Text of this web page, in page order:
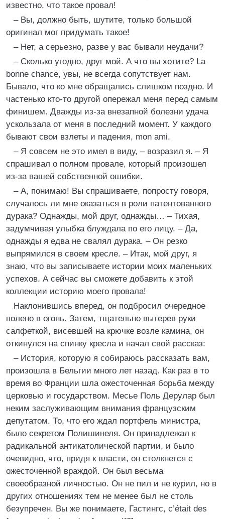
известно, что такое провал!
– Вы, должно быть, шутите, только большой
оригинал мог придумать такое!
– Нет, а серьезно, разве у вас бывали неудачи?
– Сколько угодно, друг мой. А что вы хотите? La
bonne chance, увы, не всегда сопутствует нам.
Бывало, что ко мне обращались слишком поздно. И
частенько кто-то другой опережал меня перед самым
финишем. Дважды из-за внезапной болезни удача
ускользала от меня в последний момент. У каждого
бывают свои взлеты и падения, mon ami.
– Я совсем не это имел в виду, – возразил я. – Я
спрашивал о полном провале, который произошел
из-за вашей собственной ошибки.
– А, понимаю! Вы спрашиваете, попросту говоря,
случалось ли мне оказаться в роли патентованного
дурака? Однажды, мой друг, однажды… – Тихая,
задумчивая улыбка блуждала по его лицу. – Да,
однажды я едва не свалял дурака. – Он резко
выпрямился в своем кресле. – Итак, мой друг, я
знаю, что вы записываете истории моих маленьких
успехов. А сейчас вы сможете добавить к этой
коллекции историю моего провала!
Наклонившись вперед, он подбросил очередное
полено в огонь. Затем, тщательно вытерев руки
салфеткой, висевшей на крючке возле камина, он
откинулся на спинку кресла и начал свой рассказ:
– История, которую я собираюсь рассказать вам,
произошла в Бельгии много лет назад. Как раз в то
время во Франции шла ожесточенная борьба между
церковью и государством. Месье Поль Дерулар был
неким заслуживающим внимания французским
депутатом. То, что его ждал портфель министра,
было секретом Полишинеля. Он принадлежал к
радикальной антикатолической партии, и было
очевидно, что, придя к власти, он столкнется с
ожесточенной враждой. Он был весьма
своеобразной личностью. Он не пил и не курил, но в
других отношениях тем не менее был не столь
безупречен. Вы же понимаете, Гастингс, c’était des